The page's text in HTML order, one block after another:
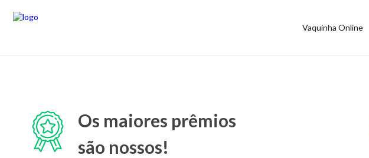
Vaquinha Online
Os maiores prêmios
são nossos!